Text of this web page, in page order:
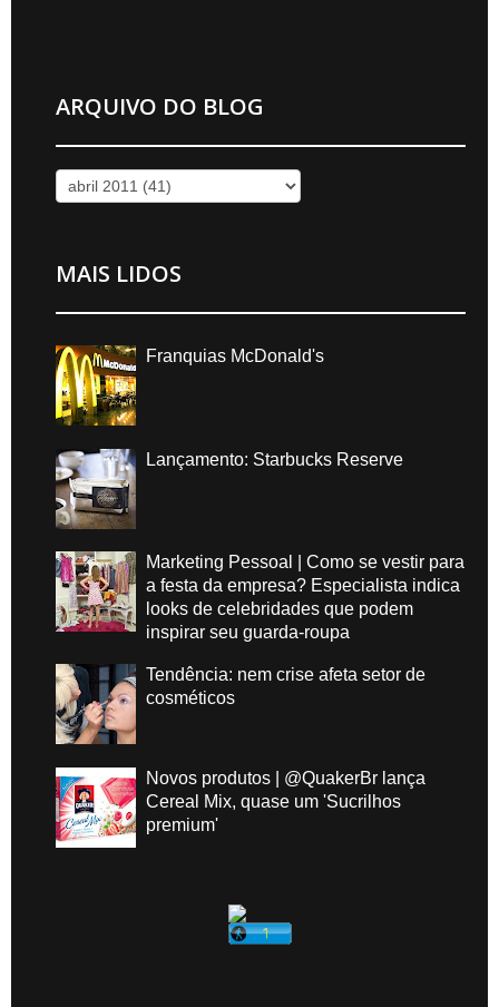
ARQUIVO DO BLOG
MAIS LIDOS
Franquias McDonald's
Lançamento: Starbucks Reserve
Marketing Pessoal | Como se vestir para
a festa da empresa? Especialista indica
looks de celebridades que podem
inspirar seu guarda-roupa
Tendência: nem crise afeta setor de
cosméticos
Novos produtos | @QuakerBr lança
Cereal Mix, quase um 'Sucrilhos
premium'